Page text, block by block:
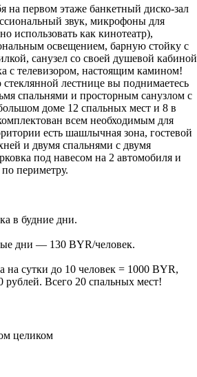
на первом этаже банкетный диско-зал
звук, микрофоны для
использовать как кинотеатр),
освещением, барную стойку с
санузел со своей душевой кабиной
с телевизором, настоящим камином!
лестнице вы поднимаетесь
спальнями и просторным санузлом с
доме 12 спальных мест и 8 в
всем необходимым для
есть шашлычная зона, гостевой
и двумя спальнями с двумя
под навесом на 2 автомобиля и
периметру.
в будние дни.
дни — 130 BYR/человек.
сутки до 10 человек = 1000 BYR,
Всего 20 спальных мест!
целиком